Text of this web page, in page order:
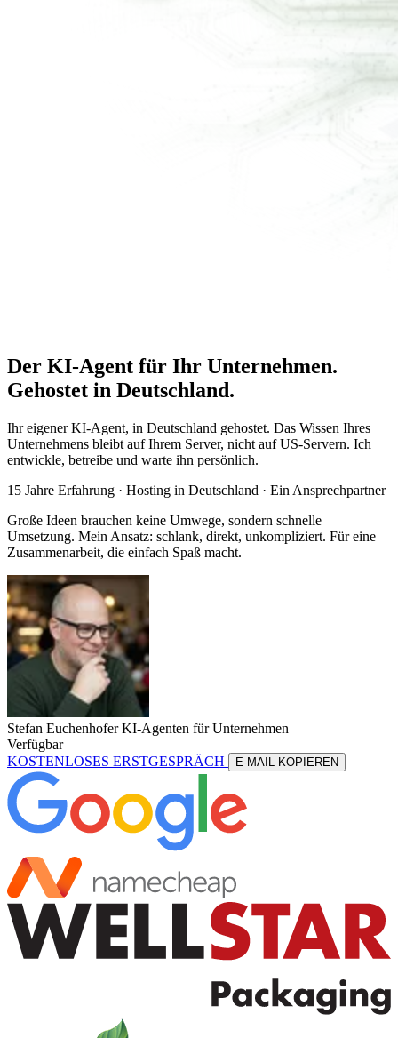
Der KI-Agent für Ihr Unternehmen.
Gehostet in Deutschland.
Ihr eigener KI-Agent, in Deutschland gehostet. Das Wissen Ihres
Unternehmens bleibt auf Ihrem Server, nicht auf US-Servern. Ich
entwickle, betreibe und warte ihn persönlich.
15 Jahre Erfahrung · Hosting in Deutschland · Ein Ansprechpartner
Große Ideen brauchen keine Umwege, sondern schnelle
Umsetzung. Mein Ansatz: schlank, direkt, unkompliziert. Für eine
Zusammenarbeit, die einfach Spaß macht.
Stefan Euchenhofer KI-Agenten für Unternehmen
Verfügbar
KOSTENLOSES ERSTGESPRÄCH
KOSTENLOSES ERSTGESPRÄCH
E-MAIL KOPIEREN